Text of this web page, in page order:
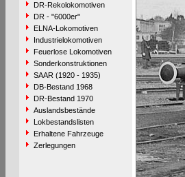
DR-Rekolokomotiven
DR - "6000er"
ELNA-Lokomotiven
Industrielokomotiven
Feuerlose Lokomotiven
Sonderkonstruktionen
SAAR (1920 - 1935)
DB-Bestand 1968
DR-Bestand 1970
Auslandsbestände
Lokbestandslisten
Erhaltene Fahrzeuge
Zerlegungen